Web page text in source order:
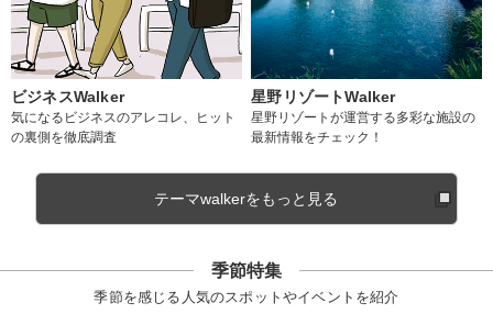
ビジネスWalker
気になるビジネスのアレコレ、ヒット
の裏側を徹底調査
星野リゾートWalker
星野リゾートが運営する多彩な施設の
最新情報をチェック！
テーマwalkerをもっと見る
季節特集
季節を感じる人気のスポットやイベントを紹介